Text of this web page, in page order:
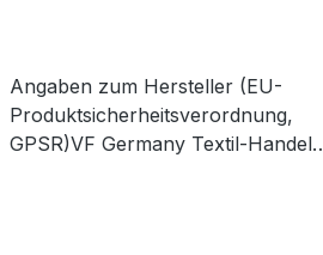
Angaben zum Hersteller (EU-
Produktsicherheitsverordnung,
GPSR)VF Germany Textil-Handels